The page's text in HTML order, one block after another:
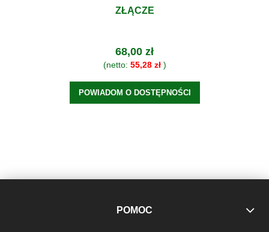
ZŁĄCZE
68,00 zł
(netto: 55,28 zł)
POWIADOM O DOSTĘPNOŚCI
POMOC